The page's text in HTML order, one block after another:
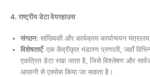
4. राष्ट्रीय डेटा वेयरहाउस
संगठन: सांख्यिकी और कार्यक्रम कार्यान्वयन
विशेषताएँ: एक केंद्रीकृत भंडारण प्रणाली, जहाँ विभिन्न
एकत्रित डेटा रखा जाता है, जिसे विश्लेषण और
आसानी से एक्सेस किया जा सकता है।